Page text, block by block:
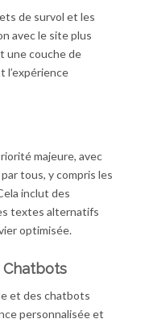
de survol et les
avec le site plus
une couche de
l’expérience
majeure, avec
tous, y compris les
inclut des
textes alternatifs
optimisée.
et des chatbots
personnalisée et